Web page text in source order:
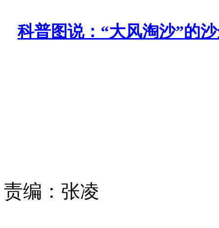
科普图说：“大风淘沙”的
责编： 张凌